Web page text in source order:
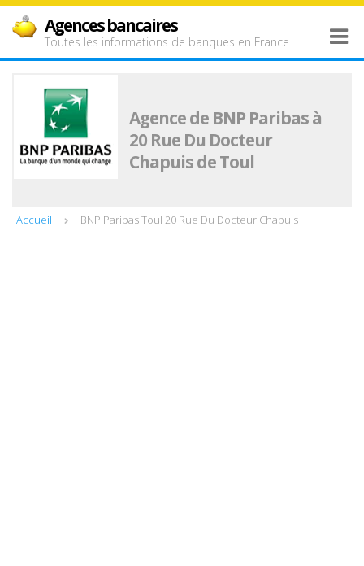
Agences bancaires
Toutes les informations de banques en France
Agence de BNP Paribas à
20 Rue Du Docteur
Chapuis de Toul
Accueil BNP Paribas Toul 20 Rue Du Docteur Chapuis